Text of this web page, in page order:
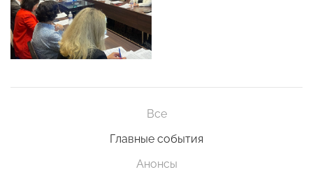
Все
Главные события
Анонсы